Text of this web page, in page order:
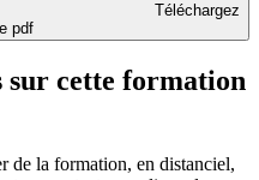
Téléchargez
le pdf
sur cette formation
de la formation, en distanciel,